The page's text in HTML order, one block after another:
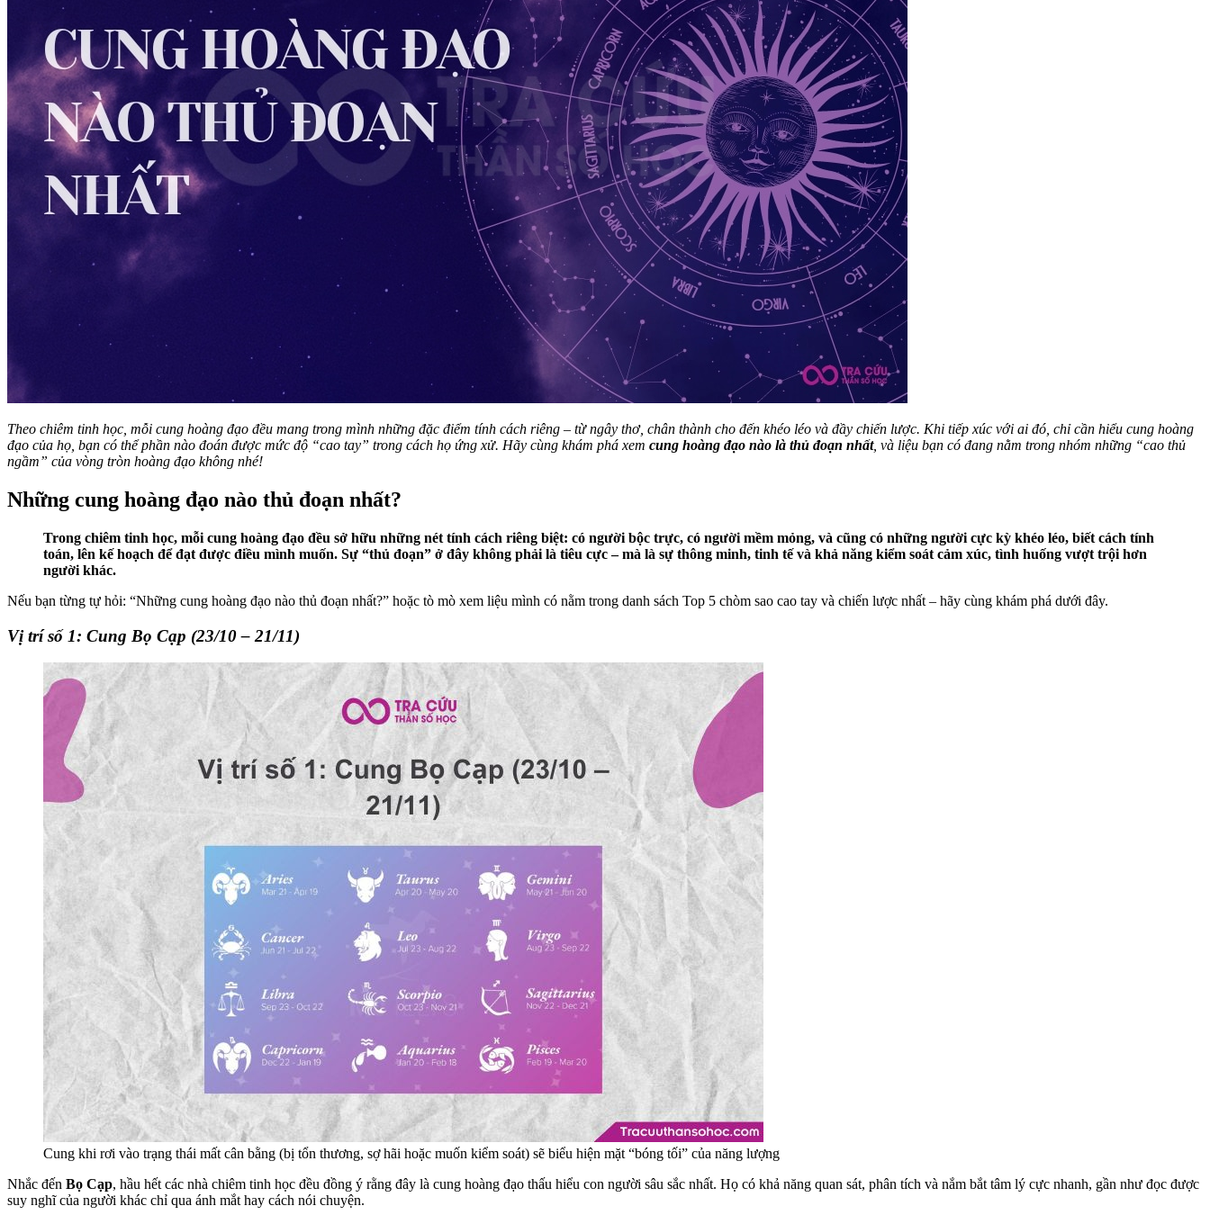
Theo chiêm tinh học, mỗi cung hoàng đạo đều mang trong mình những đặc điểm tính cách riêng – từ ngây thơ, chân thành cho đến khéo léo và đầy chiến lược. Khi tiếp xúc với ai đó, chỉ cần hiểu cung hoàng
đạo của họ, bạn có thể phần nào đoán được mức độ “cao tay” trong cách họ ứng xử. Hãy cùng khám phá xem cung hoàng đạo nào là thủ đoạn nhất, và liệu bạn có đang nằm trong nhóm những “cao thủ
ngầm” của vòng tròn hoàng đạo không nhé!
Những cung hoàng đạo nào thủ đoạn nhất?
Trong chiêm tinh học, mỗi cung hoàng đạo đều sở hữu những nét tính cách riêng biệt: có người bộc trực, có người mềm mỏng, và cũng có những người cực kỳ khéo léo, biết cách tính
toán, lên kế hoạch để đạt được điều mình muốn. Sự “thủ đoạn” ở đây không phải là tiêu cực – mà là sự thông minh, tinh tế và khả năng kiểm soát cảm xúc, tình huống vượt trội hơn
người khác.
Nếu bạn từng tự hỏi: “Những cung hoàng đạo nào thủ đoạn nhất?” hoặc tò mò xem liệu mình có nằm trong danh sách Top 5 chòm sao cao tay và chiến lược nhất – hãy cùng khám phá dưới đây.
Vị trí số 1: Cung Bọ Cạp (23/10 – 21/11)
Cung khi rơi vào trạng thái mất cân bằng (bị tổn thương, sợ hãi hoặc muốn kiểm soát) sẽ biểu hiện mặt “bóng tối” của năng lượng
Nhắc đến Bọ Cạp, hầu hết các nhà chiêm tinh học đều đồng ý rằng đây là cung hoàng đạo thấu hiểu con người sâu sắc nhất. Họ có khả năng quan sát, phân tích và nắm bắt tâm lý cực nhanh, gần như đọc được
suy nghĩ của người khác chỉ qua ánh mắt hay cách nói chuyện.